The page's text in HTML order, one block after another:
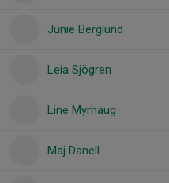
Junie Berglund
Leia Sjögren
Line Myrhaug
Maj Danell